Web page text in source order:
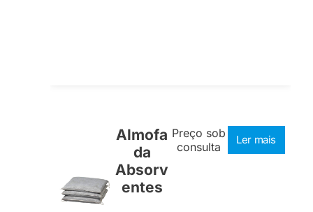
Almofa
da
Absorv
entes
Preço sob
consulta
Ler mais